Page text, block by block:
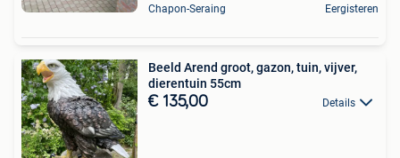
Chapon-Seraing Eergisteren
Beeld Arend groot, gazon, tuin, vijver,
dierentuin 55cm
€ 135,00 Details